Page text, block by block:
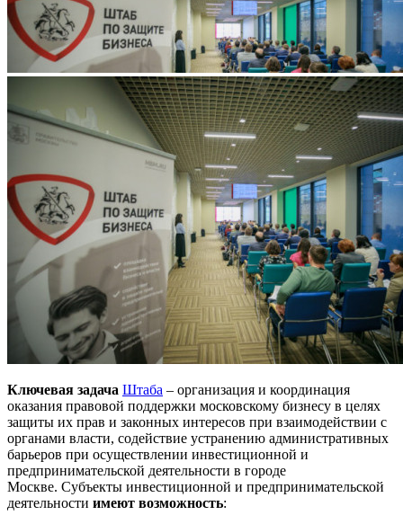
Ключевая задача Штаба – организация и координация
оказания правовой поддержки московскому бизнесу в целях
защиты их прав и законных интересов при взаимодействии с
органами власти, содействие устранению административных
барьеров при осуществлении инвестиционной и
предпринимательской деятельности в городе
Москве. Субъекты инвестиционной и предпринимательской
деятельности имеют возможность: